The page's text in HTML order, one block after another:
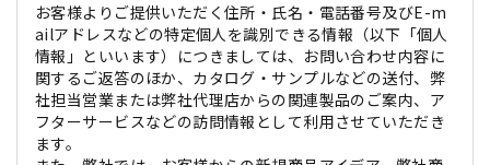
お客様よりご提供いただく住所・氏名・電話番号及びE-m
ailアドレスなどの特定個人を識別できる情報（以下「個人
情報」といいます）につきましては、お問い合わせ内容に
関するご返答のほか、カタログ・サンプルなどの送付、弊
社担当営業または弊社代理店からの関連製品のご案内、ア
フターサービスなどの訪問情報として利用させていただき
ます。